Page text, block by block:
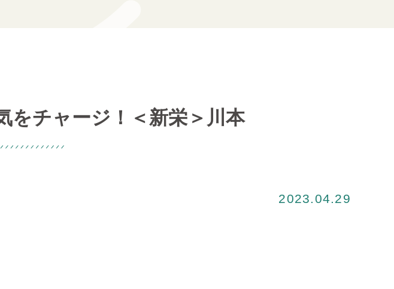
をチャージ！＜新栄＞川本
2023.04.29